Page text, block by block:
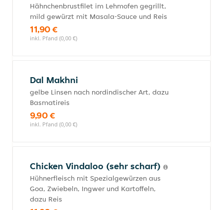
Hähnchenbrustfilet im Lehmofen gegrillt,
mild gewürzt mit Masala-Sauce und Reis
11,90 €
inkl. Pfand (0,00 €)
Dal Makhni
gelbe Linsen nach nordindischer Art, dazu
Basmatireis
9,90 €
inkl. Pfand (0,00 €)
Chicken Vindaloo (sehr scharf)
Hühnerfleisch mit Spezialgewürzen aus
Goa, Zwiebeln, Ingwer und Kartoffeln,
dazu Reis